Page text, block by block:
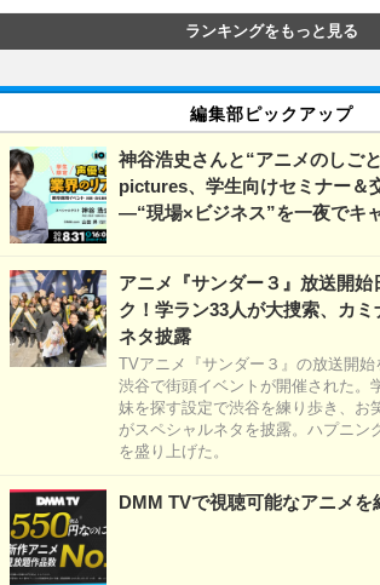
ランキングをもっと見る
編集部ピックアップ
神谷浩史さんと“アニメのしご
pictures、学生向けセミナー＆
―“現場×ビジネス”を一夜でキ
アニメ『サンダー３』放送開始
ク！学ラン33人が大捜索、カ
ネタ披露
TVアニメ『サンダー３』の放送開始
渋谷で街頭イベントが開催された。
妹を探す設定で渋谷を練り歩き、お
がスペシャルネタを披露。ハプニン
を盛り上げた。
DMM TVで視聴可能なアニメを